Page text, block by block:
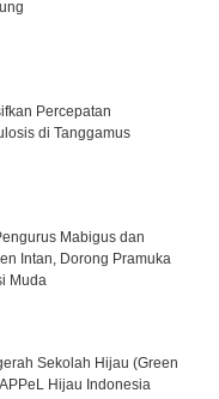
Percepatan
di Tanggamus
Mabigus dan
Intan, Dorong Pramuka
Muda
Sekolah Hijau (Green
Hijau Indonesia